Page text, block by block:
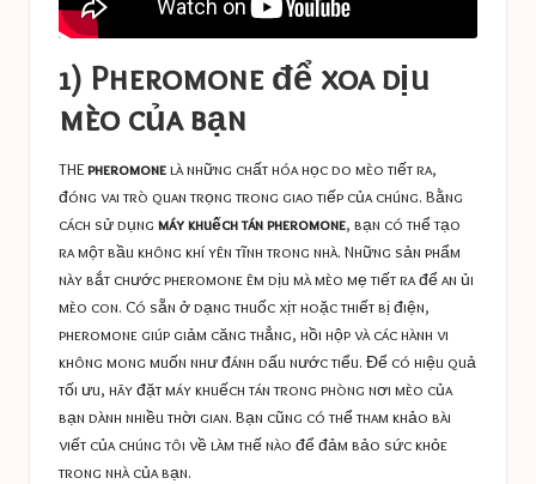
1) Pheromone để xoa dịu
mèo của bạn
THEpheromonelà những chất hóa học do mèo tiết ra,
đóng vai trò quan trọng trong giao tiếp của chúng. Bằng
cách sử dụng máy khuếch tán pheromone, bạn có thể tạo
ra một bầu không khí yên tĩnh trong nhà. Những sản phẩm
này bắt chước pheromone êm dịu mà mèo mẹ tiết ra để an ủi
mèo con. Có sẵn ở dạng thuốc xịt hoặc thiết bị điện,
pheromone giúp giảm căng thẳng, hồi hộp và các hành vi
không mong muốn như đánh dấu nước tiểu. Để có hiệu quả
tối ưu, hãy đặt máy khuếch tán trong phòng nơi mèo của
bạn dành nhiều thời gian. Bạn cũng có thể tham khảo bài
viết của chúng tôi vềlàm thế nào để đảm bảo sức khỏe
trong nhà của bạn.